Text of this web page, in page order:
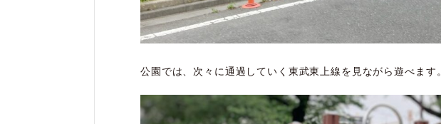
公園では、次々に通過していく東武東上線を見ながら遊べます。